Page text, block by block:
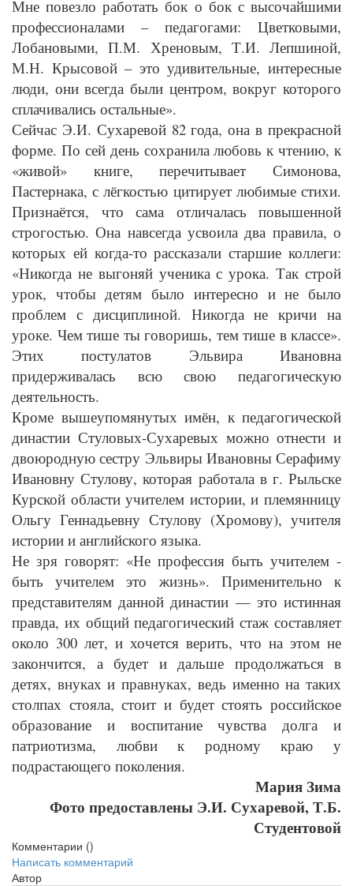
Мне повезло работать бок о бок с высочайшими
профессионалами – педагогами: Цветковыми,
Лобановыми, П.М. Хреновым, Т.И. Лепшиной,
М.Н. Крысовой – это удивительные, интересные
люди, они всегда были центром, вокруг которого
сплачивались остальные».
Сейчас Э.И. Сухаревой 82 года, она в прекрасной
форме. По сей день сохранила любовь к чтению, к
«живой» книге, перечитывает Симонова,
Пастернака, с лёгкостью цитирует любимые стихи.
Признаётся, что сама отличалась повышенной
строгостью. Она навсегда усвоила два правила, о
которых ей когда-то рассказали старшие коллеги:
«Никогда не выгоняй ученика с урока. Так строй
урок, чтобы детям было интересно и не было
проблем с дисциплиной. Никогда не кричи на
уроке. Чем тише ты говоришь, тем тише в классе».
Этих постулатов Эльвира Ивановна
придерживалась всю свою педагогическую
деятельность.
Кроме вышеупомянутых имён, к педагогической
династии Стуловых-Сухаревых можно отнести и
двоюродную сестру Эльвиры Ивановны Серафиму
Ивановну Стулову, которая работала в г. Рыльске
Курской области учителем истории, и племянницу
Ольгу Геннадьевну Стулову (Хромову), учителя
истории и английского языка.
Не зря говорят: «Не профессия быть учителем -
быть учителем это жизнь». Применительно к
представителям данной династии — это истинная
правда, их общий педагогический стаж составляет
около 300 лет, и хочется верить, что на этом не
закончится, а будет и дальше продолжаться в
детях, внуках и правнуках, ведь именно на таких
столпах стояла, стоит и будет стоять российское
образование и воспитание чувства долга и
патриотизма, любви к родному краю у
подрастающего поколения.
Мария Зима
Фото предоставлены Э.И. Сухаревой, Т.Б.
Студентовой
Комментарии ()
Написать комментарий
Автор